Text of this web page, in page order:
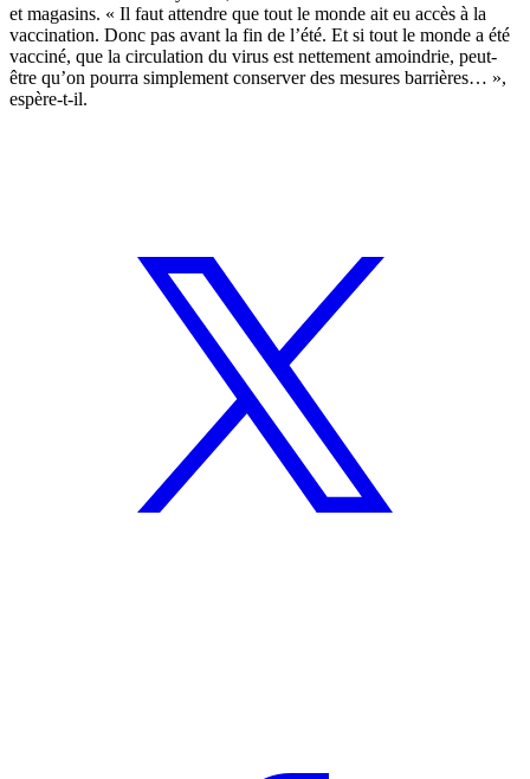
et magasins. « Il faut attendre que tout le monde ait eu accès à la
vaccination. Donc pas avant la fin de l’été. Et si tout le monde a été
vacciné, que la circulation du virus est nettement amoindrie, peut-
être qu’on pourra simplement conserver des mesures barrières… »,
espère-t-il.